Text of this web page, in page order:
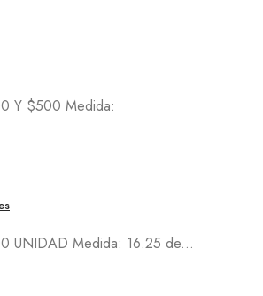
Y $500 Medida:
UNIDAD Medida: 16.25 de...